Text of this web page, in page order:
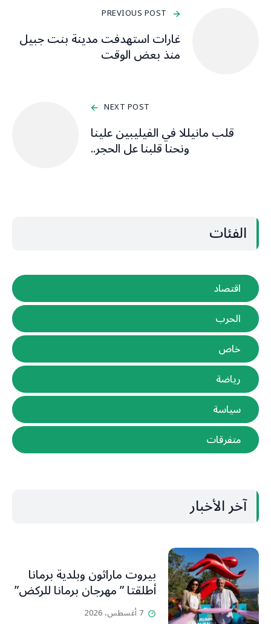
PREVIOUS POST
غارات استهدفت مدينة بنت جبيل
منذ بعض الوقت
NEXT POST
قلب مانيللا في الفيليبين علينا
ونحنا قلبنا عل الحجر..
الفئات
اقتصاد
الحرب
خاص
رياضة
سياسة
متفرقات
آخر الأخبار
بيروت ماراثون وبلدية برمانا
أطلقتا ” مهرجان برمانا للركض”
7 أغسطس، 2026